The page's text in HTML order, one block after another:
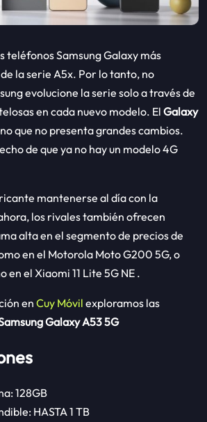
teléfonos Samsung Galaxy más
la serie A5x. Por lo tanto, no
evolucione la serie solo a través de
en cada nuevo modelo. El Galaxy
que no presenta grandes cambios.
de que ya no hay un modelo 4G
mantenerse al día con la
los rivales también ofrecen
alta en el segmento de precios de
en el Motorola Moto G200 5G, o
en el Xiaomi 11 Lite 5G NE .
en Cuy Móvil exploramos las
Galaxy A53 5G
128GB
HASTA 1 TB